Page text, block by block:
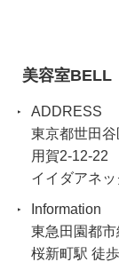
美容室BELL
ADDRESS
東京都世田谷
用賀2-12-22
イイダアネ
Information
東急田園都
桜新町駅 徒